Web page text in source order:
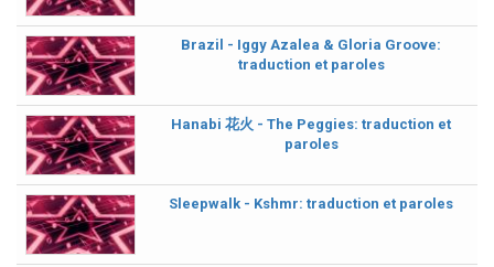
Brazil - Iggy Azalea & Gloria Groove:
traduction et paroles
Hanabi 花火 - The Peggies: traduction et
paroles
Sleepwalk - Kshmr: traduction et paroles